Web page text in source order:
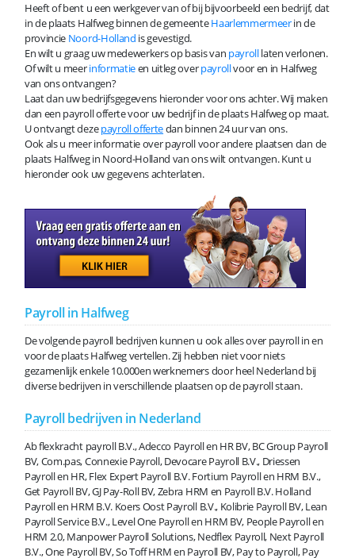
Heeft of bent u een werkgever van of bij bijvoorbeeld een bedrijf, dat
in de plaats Halfweg binnen de gemeenteHaarlemmermeerin de
provincie Noord-Holland is gevestigd.
En wilt u graag uw medewerkers op basis van payrolllaten verlonen.
Of wilt u meerinformatieen uitleg overpayrollvoor en in Halfweg
van ons ontvangen?
Laat dan uw bedrijfsgegevens hieronder voor ons achter. Wij maken
dan een payroll offerte voor uw bedrijf in de plaats Halfweg op maat.
U ontvangt dezepayroll offertedan binnen 24 uur van ons.
Ook als u meer informatie over payroll voor andere plaatsen dan de
plaats Halfweg in Noord-Holland van ons wilt ontvangen. Kunt u
hieronder ook uw gegevens achterlaten.
Payroll in Halfweg
De volgende payroll bedrijven kunnen u ook alles over payroll in en
voor de plaats Halfweg vertellen. Zij hebben niet voor niets
gezamenlijk enkele 10.000en werknemers door heel Nederland bij
diverse bedrijven in verschillende plaatsen op de payroll staan.
Payroll bedrijven in Nederland
Ab flexkracht payroll B.V., Adecco Payroll en HR BV, BC Group Payroll
BV, Com.pas, Connexie Payroll, Devocare Payroll B.V., Driessen
Payroll en HR, Flex Expert Payroll B.V. Fortium Payroll en HRM B.V.,
Get Payroll BV, GJ Pay-Roll BV, Zebra HRM en Payroll B.V. Holland
Payroll en HRM B.V. Koers Oost Payroll B.V., Kolibrie Payroll BV, Lean
Payroll Service B.V., Level One Payroll en HRM BV, People Payroll en
HRM 2.0, Manpower Payroll Solutions, Nedflex Payroll, Next Payroll
B.V., One Payroll BV, So Toff HRM en Payroll BV, Pay to Payroll, Pay